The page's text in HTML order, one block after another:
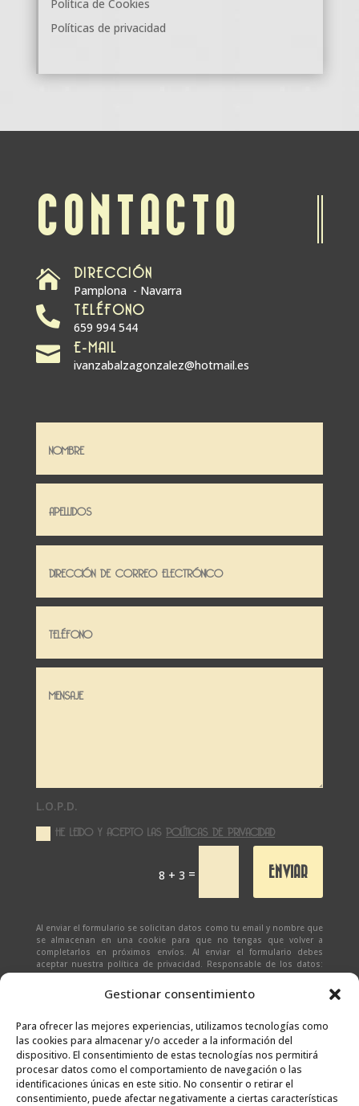
Gestionar consentimiento
Para ofrecer las mejores experiencias, utilizamos tecnologías como
las cookies para almacenar y/o acceder a la información del
dispositivo. El consentimiento de estas tecnologías nos permitirá
procesar datos como el comportamiento de navegación o las
identificaciones únicas en este sitio. No consentir o retirar el
consentimiento, puede afectar negativamente a ciertas características
Política de Cookies
Políticas de privacidad
CONTACTO
 DIRECCIÓN
Pamplona - Navarra
 TELÉFONO
659 994 544
 E-MAIL
ivanzabalzagonzalez@hotmail.es
L.O.P.D.
HE LEIDO Y ACEPTO LASPOLÍTICAS DE PRIVACIDAD
8 + 3 = ENVIAR
Al enviar el formulario se solicitan datos como tu email y nombre que
se almacenan en una cookie para que no tengas que volver a
completarlos en próximos envíos. Al enviar el formulario debes
aceptar nuestra política de privacidad. Responsable de los datos:
Ivan Zabalza | Finalidad: responder a solicitudes del formulario |
Legitimación: Tu consentimiento expreso | Destinatario:
(datos almacenados sólo en cliente email) | Derechos: Tienes
y olvido de tus datos.